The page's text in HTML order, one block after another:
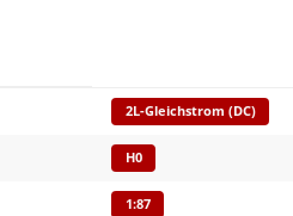
2L-Gleichstrom (DC)
H0
1:87